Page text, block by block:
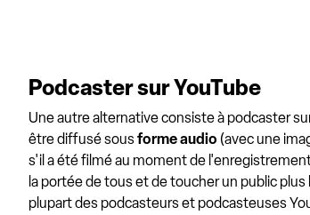
Podcaster sur YouTube
Une autre alternative consiste à podcaster
être diffusé sousforme audio (avec une
s'il a été filmé au moment de
la portée de tous et de toucher un public plus
plupart des podcasteurs et podcasteuses